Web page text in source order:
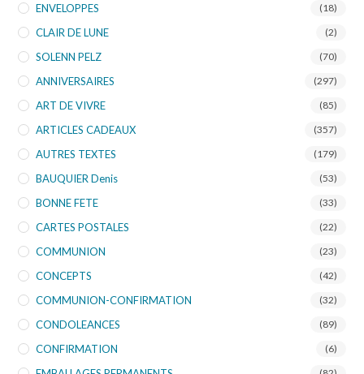
ENVELOPPES (18)
CLAIR DE LUNE (2)
SOLENN PELZ (70)
ANNIVERSAIRES (297)
ART DE VIVRE (85)
ARTICLES CADEAUX (357)
AUTRES TEXTES (179)
BAUQUIER Denis (53)
BONNE FETE (33)
CARTES POSTALES (22)
COMMUNION (23)
CONCEPTS (42)
COMMUNION-CONFIRMATION (32)
CONDOLEANCES (89)
CONFIRMATION (6)